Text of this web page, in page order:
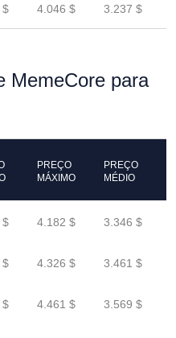
$ 4.046 $ 3.237 $
MemeCore para
PREÇO
MÁXIMO
PREÇO
MÉDIO
$ 4.182 $ 3.346 $
$ 4.326 $ 3.461 $
$ 4.461 $ 3.569 $